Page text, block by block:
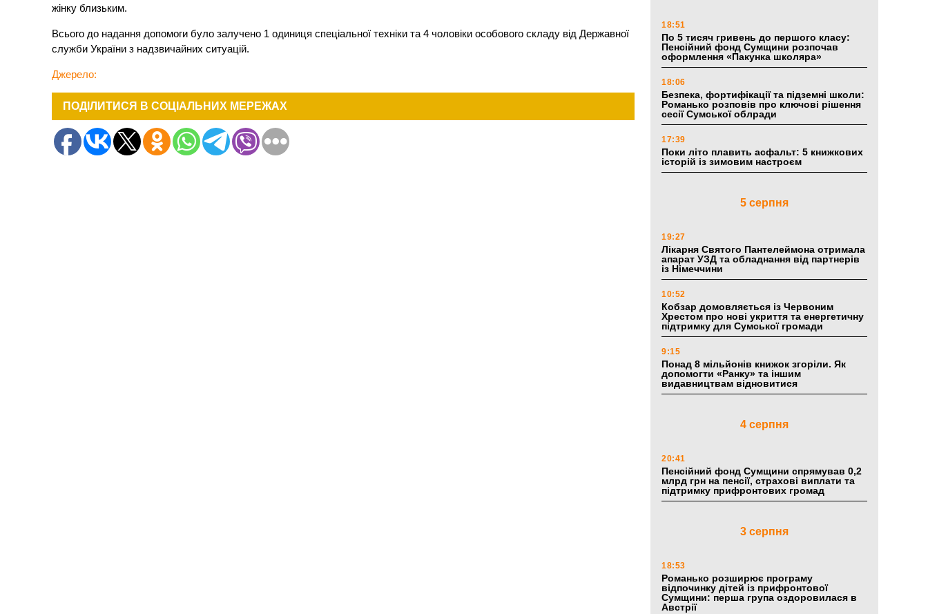
жінку близьким.
Всього до надання допомоги було залучено 1 одиниця спеціальної техніки та 4 чоловіки особового складу від Державної
служби України з надзвичайних ситуацій.
Джерело:
ПОДІЛИТИСЯ В СОЦІАЛЬНИХ МЕРЕЖАХ
18:51
По 5 тисяч гривень до першого класу:
Пенсійний фонд Сумщини розпочав
оформлення «Пакунка школяра»
18:06
Безпека, фортифікації та підземні школи:
Романько розповів про ключові рішення
сесії Сумської облради
17:39
Поки літо плавить асфальт: 5 книжкових
історій із зимовим настроєм
5 серпня
19:27
Лікарня Святого Пантелеймона отримала
апарат УЗД та обладнання від партнерів
із Німеччини
10:52
Кобзар домовляється із Червоним
Хрестом про нові укриття та енергетичну
підтримку для Сумської громади
9:15
Понад 8 мільйонів книжок згоріли. Як
допомогти «Ранку» та іншим
видавництвам відновитися
4 серпня
20:41
Пенсійний фонд Сумщини спрямував 0,2
млрд грн на пенсії, страхові виплати та
підтримку прифронтових громад
3 серпня
18:53
Романько розширює програму
відпочинку дітей із прифронтової
Сумщини: перша група оздоровилася в
Австрії